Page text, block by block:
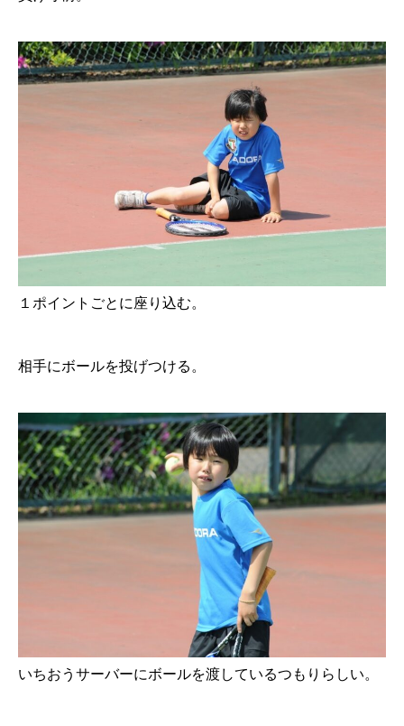
１ポイントごとに座り込む。
相手にボールを投げつける。
いちおうサーバーにボールを渡しているつもりらしい。